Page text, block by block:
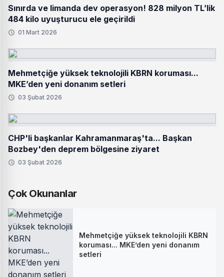
Sınırda ve limanda dev operasyon! 828 milyon TL’lik
484 kilo uyuşturucu ele geçirildi
01 Mart 2026
Mehmetçiğe yüksek teknolojili KBRN koruması...
MKE’den yeni donanım setleri
03 Şubat 2026
CHP'li başkanlar Kahramanmaraş'ta... Başkan
Bozbey'den deprem bölgesine ziyaret
03 Şubat 2026
Çok Okunanlar
Mehmetçiğe yüksek teknolojili KBRN
koruması... MKE’den yeni donanım
setleri